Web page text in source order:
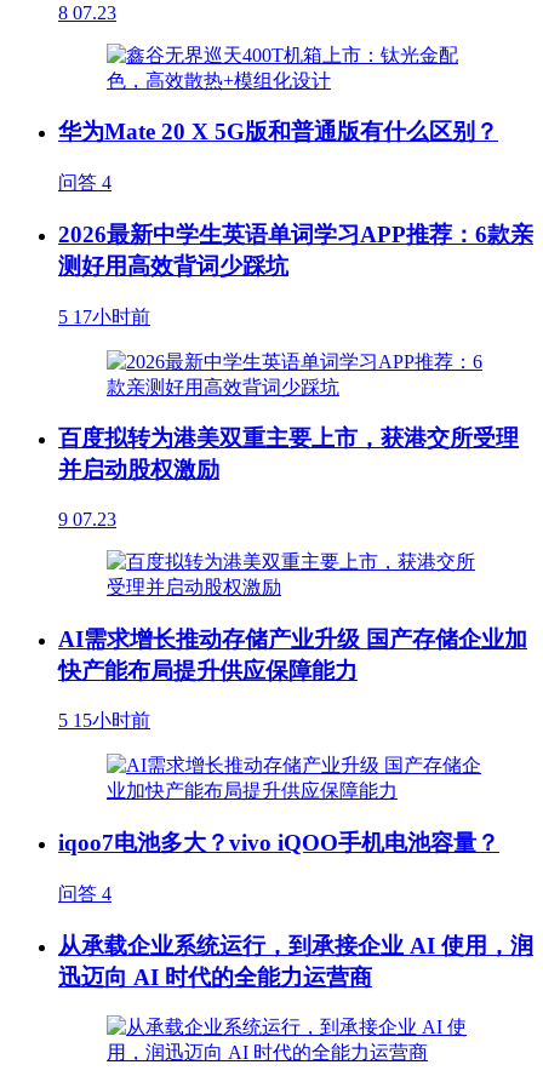
8 07.23
华为Mate 20 X 5G版和普通版有什么区别？
问答 4
2026最新中学生英语单词学习APP推荐：6款亲
测好用高效背词少踩坑
5 17小时前
百度拟转为港美双重主要上市，获港交所受理
并启动股权激励
9 07.23
AI需求增长推动存储产业升级 国产存储企业加
快产能布局提升供应保障能力
5 15小时前
iqoo7电池多大？vivo iQOO手机电池容量？
问答 4
从承载企业系统运行，到承接企业 AI 使用，润
迅迈向 AI 时代的全能力运营商